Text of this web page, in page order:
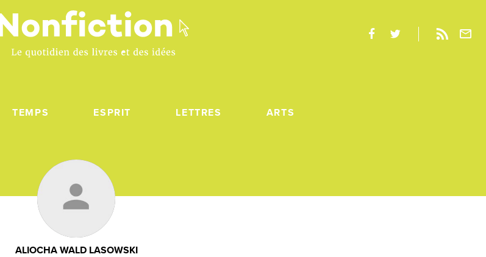
TEMPS ESPRIT LETTRES ARTS
ALIOCHA WALD LASOWSKI